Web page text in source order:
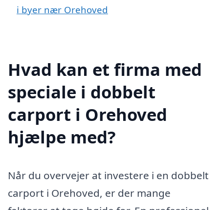
i byer nær Orehoved
Hvad kan et firma med
speciale i dobbelt
carport i Orehoved
hjælpe med?
Når du overvejer at investere i en dobbelt
carport i Orehoved, er der mange